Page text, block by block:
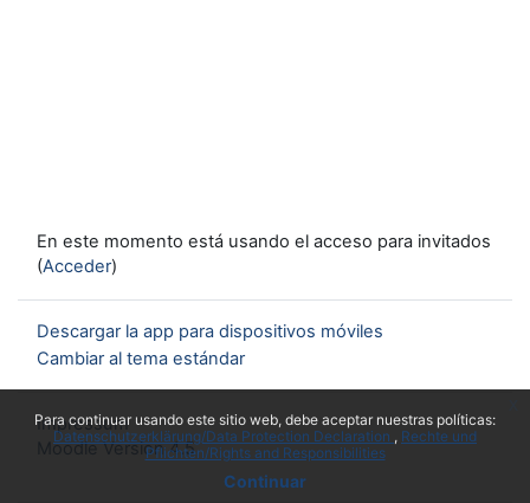
Para continuar usando este sitio web, debe aceptar nuestras políticas:
Datenschutzerklärung/Data Protection Declaration
Rechte und
Pflichten/Rights and Responsibilities
Continuar
En este momento está usando el acceso para invitados
(Acceder)
Descargar la app para dispositivos móviles
Cambiar al tema estándar
Impressum
Moodle Version 4.5